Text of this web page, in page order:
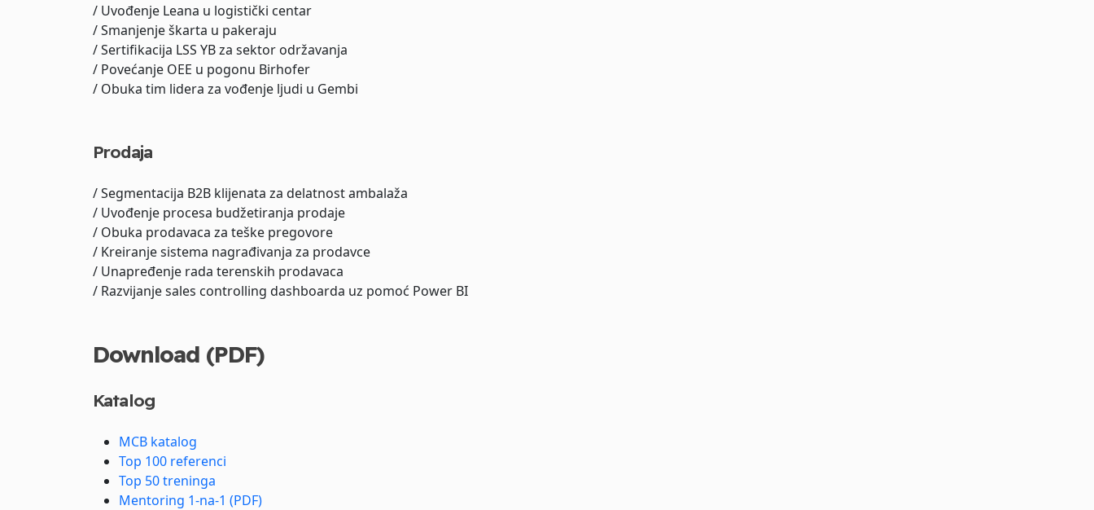
/ Uvođenje Leana u logistički centar
/ Smanjenje škarta u pakeraju
/ Sertifikacija LSS YB za sektor održavanja
/ Povećanje OEE u pogonu Birhofer
/ Obuka tim lidera za vođenje ljudi u Gembi
Prodaja
/ Segmentacija B2B klijenata za delatnost ambalaža
/ Uvođenje procesa budžetiranja prodaje
/ Obuka prodavaca za teške pregovore
/ Kreiranje sistema nagrađivanja za prodavce
/ Unapređenje rada terenskih prodavaca
/ Razvijanje sales controlling dashboarda uz pomoć Power BI
Download (PDF)
Katalog
MCB katalog
Top 100 referenci
Top 50 treninga
Mentoring 1-na-1 (PDF)